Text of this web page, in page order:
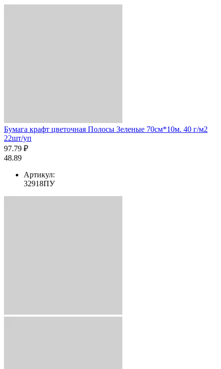
Бумага крафт цветочная Полосы Зеленые 70см*10м. 40 г/м2
22шт/уп
97.79 ₽
48.89
Артикул:
32918ПУ